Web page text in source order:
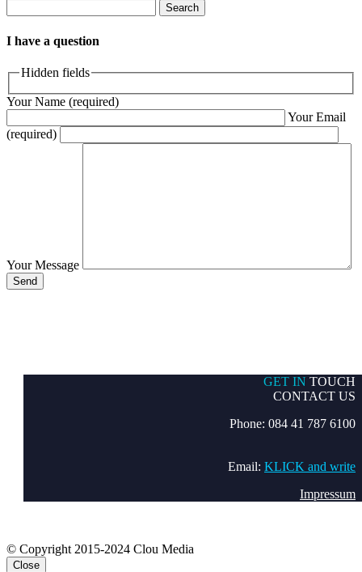
Search
I have a question
Hidden fields
Your Name (required)
Your Email
(required)
Your Message
GET IN TOUCH
CONTACT US
Phone: 084 41 787 6100
Email: KLICK and write
Impressum
© Copyright 2015-2024 Clou Media
Close